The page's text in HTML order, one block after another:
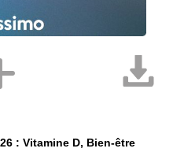
: Vitamine D, Bien-être